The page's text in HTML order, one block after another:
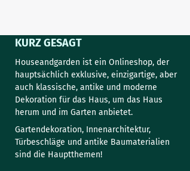
KURZ GESAGT
Houseandgarden ist ein Onlineshop, der
hauptsächlich exklusive, einzigartige, aber
auch klassische, antike und moderne
Dekoration für das Haus, um das Haus
herum und im Garten anbietet.
Gartendekoration, Innenarchitektur,
Türbeschläge und antike Baumaterialien
sind die Hauptthemen!